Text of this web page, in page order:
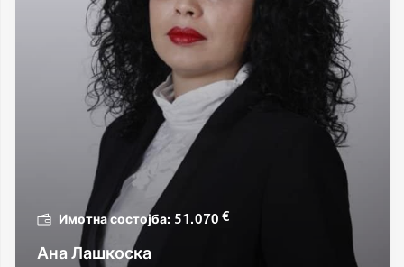
51.070 €
Ана Лашкоска